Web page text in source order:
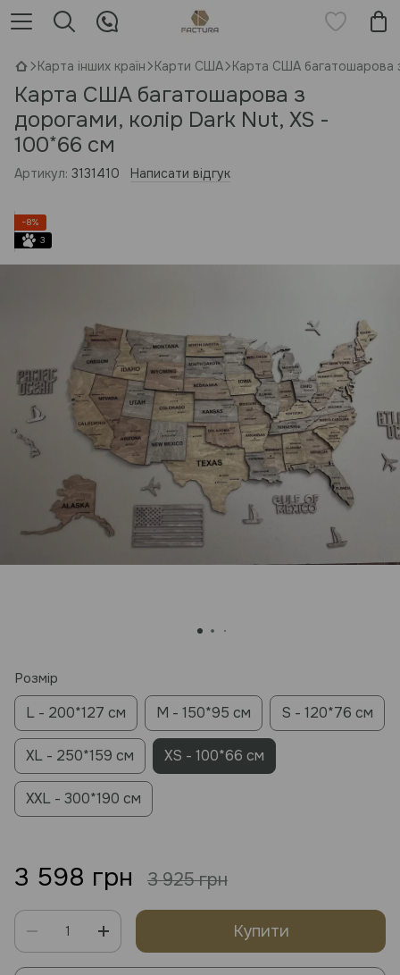
Карта інших країн Карти США Карта США багатошарова
Карта США багатошарова з
дорогами, колір Dark Nut, XS -
100*66 см
Артикул: 3131410 Написати відгук
−8%
3
Розмір
L - 200*127 см M - 150*95 см S - 120*76 см
XL - 250*159 см XS - 100*66 см
XXL - 300*190 см
3 598 грн 3 925 грн
Купити